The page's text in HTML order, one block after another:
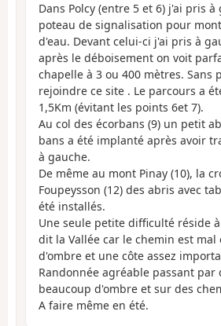
Dans Polcy (entre 5 et 6) j'ai pris à
poteau de signalisation pour
d'eau. Devant celui-ci j'ai pris à
après le déboisement on voit
chapelle à 3 ou 400 mètres. Sans
rejoindre ce site . Le parcours a
1,5Km (évitant les points 6et 7).
Au col des écorbans (9) un petit
bans a été implanté après avoir
à gauche.
De même au mont Pinay (10), la
Foupeysson (12) des abris avec
été installés.
Une seule petite difficulté réside
dit la Vallée car le chemin est
d'ombre et une côte assez
Randonnée agréable passant par
beaucoup d'ombre et sur des
A faire même en été.